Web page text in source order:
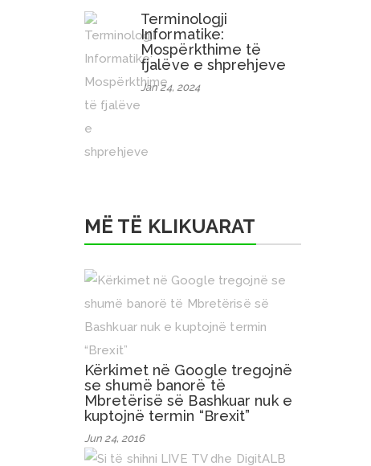
Terminologji
Informatike:
Mospërkthime të
fjalëve e shprehjeve
Jan 24, 2024
MË TË KLIKUARAT
Kërkimet në Google tregojnë
se shumë banorë të
Mbretërisë së Bashkuar nuk e
kuptojnë termin “Brexit”
Jun 24, 2016